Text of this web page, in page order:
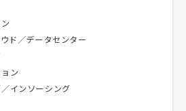
ド／データセンター
ン
インソーシング